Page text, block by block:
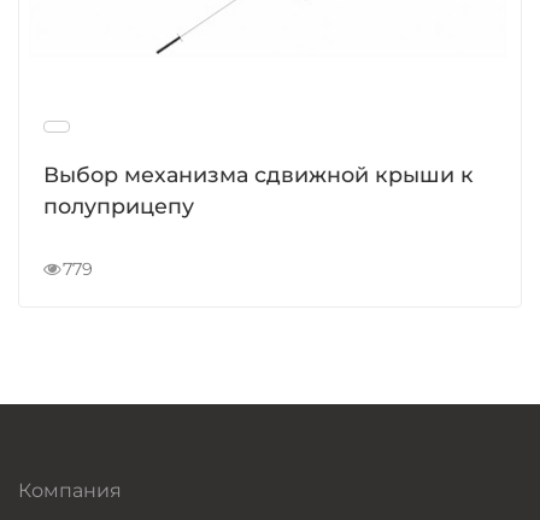
Выбор механизма сдвижной крыши к
полуприцепу
779
Компания